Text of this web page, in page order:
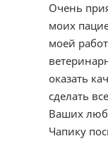
Очень
моих
моей
оказать
сделать
Ваших
Чапику